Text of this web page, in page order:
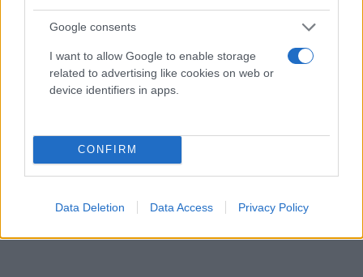
Google consents
I want to allow Google to enable storage
related to advertising like cookies on web or
device identifiers in apps.
CONFIRM
Data Deletion Data Access Privacy Policy